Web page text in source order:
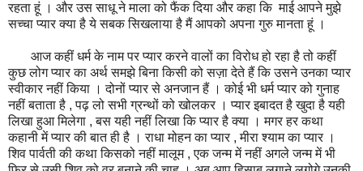
रहता हूं । और उस साधू ने माला को फैंक दिया और कहा कि माई आपने मुझे
सच्चा प्यार क्या है ये सबक सिखलाया है मैं आपको अपना गुरु मानता हूं ।
आज कहीं धर्म के नाम पर प्यार करने वालों का विरोध हो रहा है तो कहीं
कुछ लोग प्यार का अर्थ समझे बिना किसी को सज़ा देते हैं कि उसने उनका प्यार
स्वीकार नहीं किया । दोनों प्यार से अनजान हैं । कोई भी धर्म प्यार को गुनाह
नहीं बताता है , पढ़ लो सभी ग्रन्थों को खोलकर । प्यार इबादत है खुदा है यही
लिखा हुआ मिलेगा , बस यही नहीं लिखा कि प्यार है क्या । मगर हर कथा
कहानी में प्यार की बात ही है । राधा मोहन का प्यार , मीरा श्याम का प्यार ।
शिव पार्वती की कथा किसको नहीं मालूम , एक जन्म में नहीं अगले जन्म में भी